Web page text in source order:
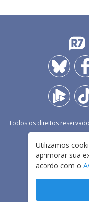
Todos os direitos
Utilizamos
aprimorar sua
acordo com o